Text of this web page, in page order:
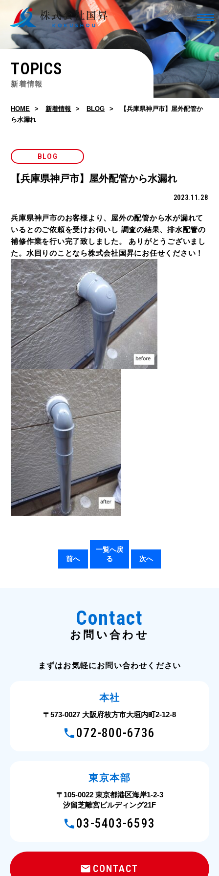
TOPICS
新着情報
HOME 新着情報 BLOG
【兵庫県神戸市】屋外配管か
ら水漏れ
BLOG
【兵庫県神戸市】屋外配管から水漏れ
2023.11.28
兵庫県神戸市のお客様より、屋外の配管から水が漏れて
いるとのご依頼を受けお伺いし 調査の結果、排水配管の
補修作業を行い完了致しました。 ありがとうございまし
た。水回りのことなら株式会社国昇にお任せください！
前へ
一覧へ戻
る
次へ
Contact
お問い合わせ
まずはお気軽にお問い合わせください
本社
〒573-0027 大阪府枚方市大垣内町2-12-8
072-800-6736
東京本部
〒105-0022 東京都港区海岸1-2-3
汐留芝離宮ビルディング21F
03-5403-6593
CONTACT